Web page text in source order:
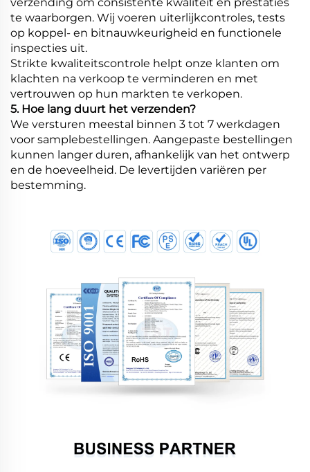
te waarborgen. Wij voeren uiterlijkcontroles, tests
op koppel- en bitnauwkeurigheid en functionele
inspecties uit.
Strikte kwaliteitscontrole helpt onze klanten om
klachten na verkoop te verminderen en met
vertrouwen op hun markten te verkopen.
5. Hoe lang duurt het verzenden?
We versturen meestal binnen 3 tot 7 werkdagen
voor samplebestellingen. Aangepaste bestellingen
kunnen langer duren, afhankelijk van het ontwerp
en de hoeveelheid. De levertijden variëren per
bestemming.